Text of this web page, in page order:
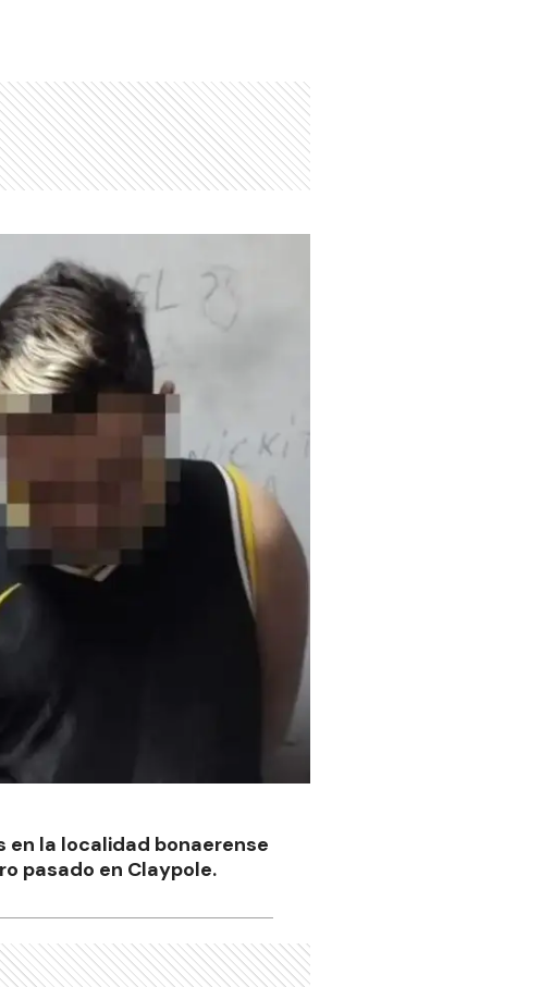
en la localidad bonaerense
pasado en Claypole.